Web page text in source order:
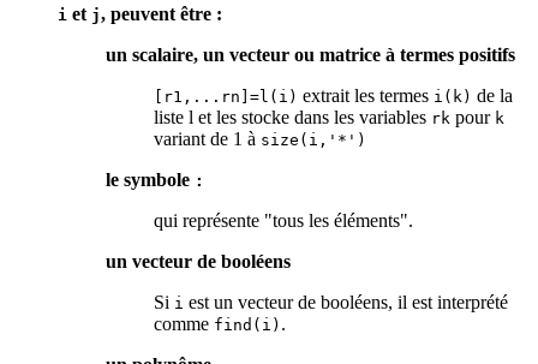
i et j, peuvent être :
un scalaire, un vecteur ou matrice à termes positifs
[r1,...rn]=l(i) extrait les termes i(k) de la
liste l et les stocke dans les variables rk pour k
variant de 1 à size(i,'*')
le symbole :
qui représente "tous les éléments".
un vecteur de booléens
Si i est un vecteur de booléens, il est interprété
comme find(i) .